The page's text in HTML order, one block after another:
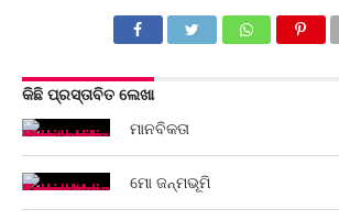
କିଛି ପ୍ରସ୍ତାବିତ ଲେଖା
ମାନବିକତା
ମୋ ଜନ୍ମଭୂମି